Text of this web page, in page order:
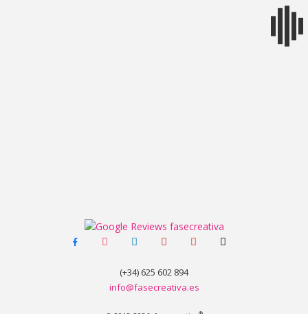
facebook-instagramlinkedin pinterestyoutube tiktok
(+34) 625 602 894
info@fasecreativa.es